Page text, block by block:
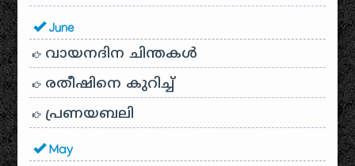
June
വായനദിന ചിന്തകൾ
രതീഷിനെ കുറിച്ച്
പ്രണയബലി
May